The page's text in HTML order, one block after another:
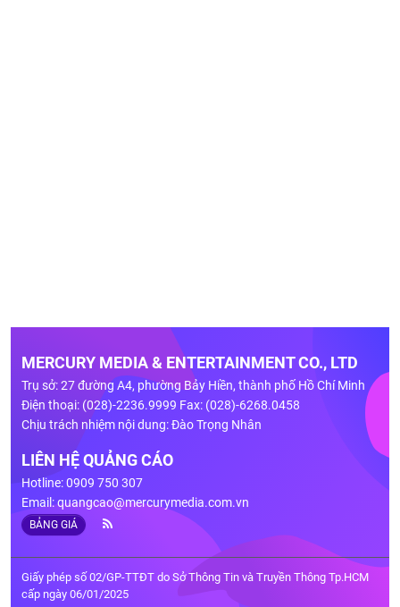
MERCURY MEDIA & ENTERTAINMENT CO., LTD
Trụ sở: 27 đường A4, phường Bảy Hiền, thành phố Hồ Chí Minh
Điện thoại: (028)-2236.9999 Fax: (028)-6268.0458
Chịu trách nhiệm nội dung: Đào Trọng Nhân
LIÊN HỆ QUẢNG CÁO
Hotline: 0909 750 307
Email:quangcao@mercurymedia.com.vn
BẢNG GIÁ
Giấy phép số 02/GP-TTĐT do Sở Thông Tin và Truyền Thông Tp.HCM
cấp ngày 06/01/2025